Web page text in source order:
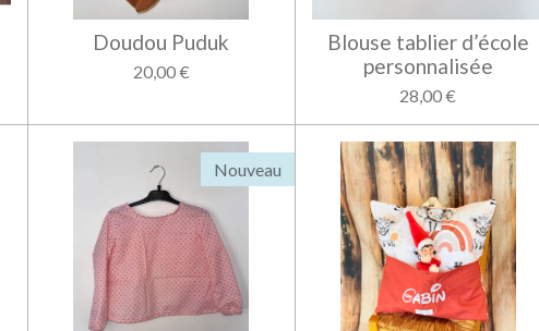
Doudou Puduk
20,00 €
Blouse tablier d’école
personnalisée
28,00 €
Nouveau